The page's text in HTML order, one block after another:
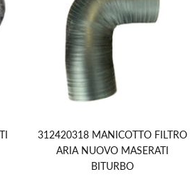
312420318 MANICOTTO FILTRO
ARIA NUOVO MASERATI
BITURBO